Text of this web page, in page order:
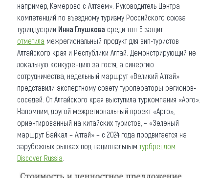
например, Кемерово с Алтаем». Руководитель Центра
компетенций по въездному туризму Российского союза
туриндустрии Инна Глушкова среди топ-5 защит
отметила межрегиональный продукт для вип-туристов
Алтайского края и Республики Алтай. Демонстрирующий не
локальную конкуренцию за гостя, а синергию
сотрудничества, недельный маршрут «Великий Алтай»
представили экспертному совету туроператоры регионов-
соседей. От Алтайского края выступила туркомпания «Арго».
Напомним, другой межрегиональный проект «Арго»,
ориентированный на китайских туристов, – «Зеленый
маршрут Байкал – Алтай» – с 2024 года продвигается на
зарубежных рынках под национальным турбрендом
Discover Russia